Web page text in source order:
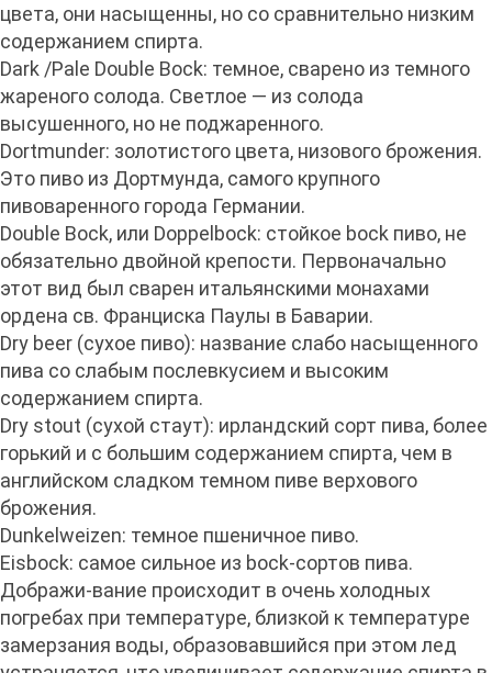
цвета, они насыщенны, но со сравнительно низким
содержанием спирта.
Dark /Pale Double Bock: темное, сварено из темного
жареного солода. Светлое — из солода
высушенного, но не поджаренного.
Dortmunder: золотистого цвета, низового брожения.
Это пиво из Дортмунда, самого крупного
пивоваренного города Германии.
Double Bock, или Doppelbock: стойкое bock пиво, не
обязательно двойной крепости. Первоначально
этот вид был сварен итальянскими монахами
ордена св. Франциска Паулы в Баварии.
Dry beer (сухое пиво): название слабо насыщенного
пива со слабым послевкусием и высоким
содержанием спирта.
Dry stout (сухой стаут): ирландский сорт пива, более
горький и с большим содержанием спирта, чем в
английском сладком темном пиве верхового
брожения.
Dunkelweizen: темное пшеничное пиво.
Eisbock: самое сильное из bock-сортов пива.
Дображи-вание происходит в очень холодных
погребах при температуре, близкой к температуре
замерзания воды, образовавшийся при этом лед